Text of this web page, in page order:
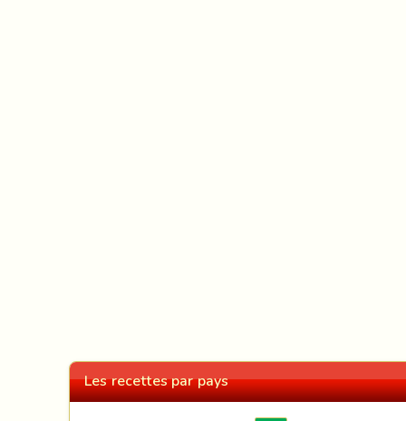
Les recettes par pays